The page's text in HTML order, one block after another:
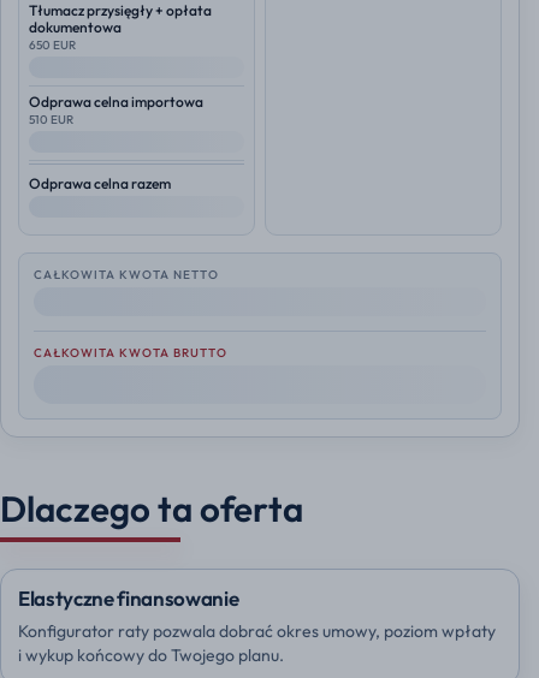
Tłumacz przysięgły + opłata
dokumentowa
650 EUR
Odprawa celna importowa
510 EUR
Odprawa celna razem
CAŁKOWITA KWOTA NETTO
CAŁKOWITA KWOTA BRUTTO
Dlaczego ta oferta
Elastyczne finansowanie
Konfigurator raty pozwala dobrać okres umowy, poziom wpłaty
i wykup końcowy do Twojego planu.